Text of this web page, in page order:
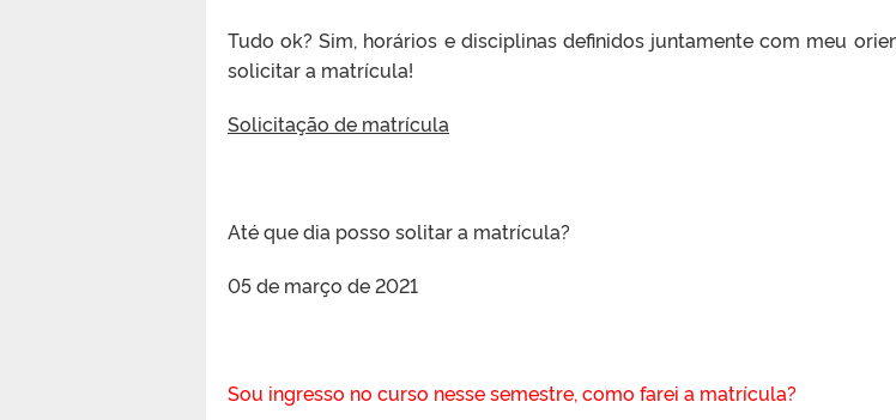
Tudo ok? Sim, horários e disciplinas definidos juntamente com meu
solicitar a matrícula!
Solicitação de matrícula
Até que dia posso solitar a matrícula?
05 de março de 2021
Sou ingresso no curso nesse semestre, como farei a matrícula?